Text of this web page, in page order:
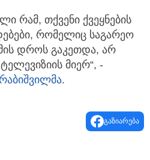
რამ, თქვენი ქვეყნების
რომელიც საგარეო
დროს გაკეთდა, არ
მიერ“, -
.
გაზიარება